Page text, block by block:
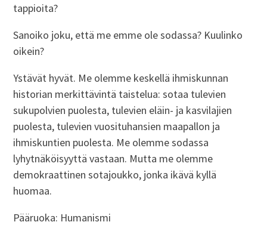
tappioita?
Sanoiko joku, että me emme ole sodassa? Kuulinko
oikein?
Ystävät hyvät. Me olemme keskellä ihmiskunnan
historian merkittävintä taistelua: sotaa tulevien
sukupolvien puolesta, tulevien eläin- ja kasvilajien
puolesta, tulevien vuosituhansien maapallon ja
ihmiskuntien puolesta. Me olemme sodassa
lyhytnäköisyyttä vastaan. Mutta me olemme
demokraattinen sotajoukko, jonka ikävä kyllä
huomaa.
Pääruoka: Humanismi